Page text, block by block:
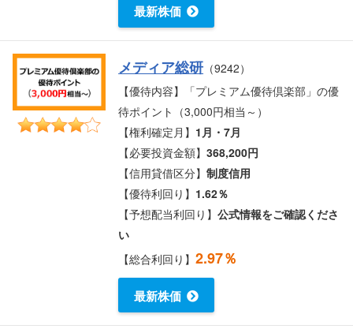
最新株価
メディア総研 （9242）
【優待内容】「プレミアム優待倶楽部」の優
待ポイント（3,000円相当～）
【権利確定月】 1月・7月
【必要投資金額】368,200円
【信用貸借区分】制度信用
【優待利回り】 1.62％
【予想配当利回り】公式情報をご確認くださ
い
【総合利回り】2.97％
最新株価